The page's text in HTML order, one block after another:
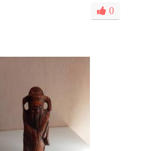
0